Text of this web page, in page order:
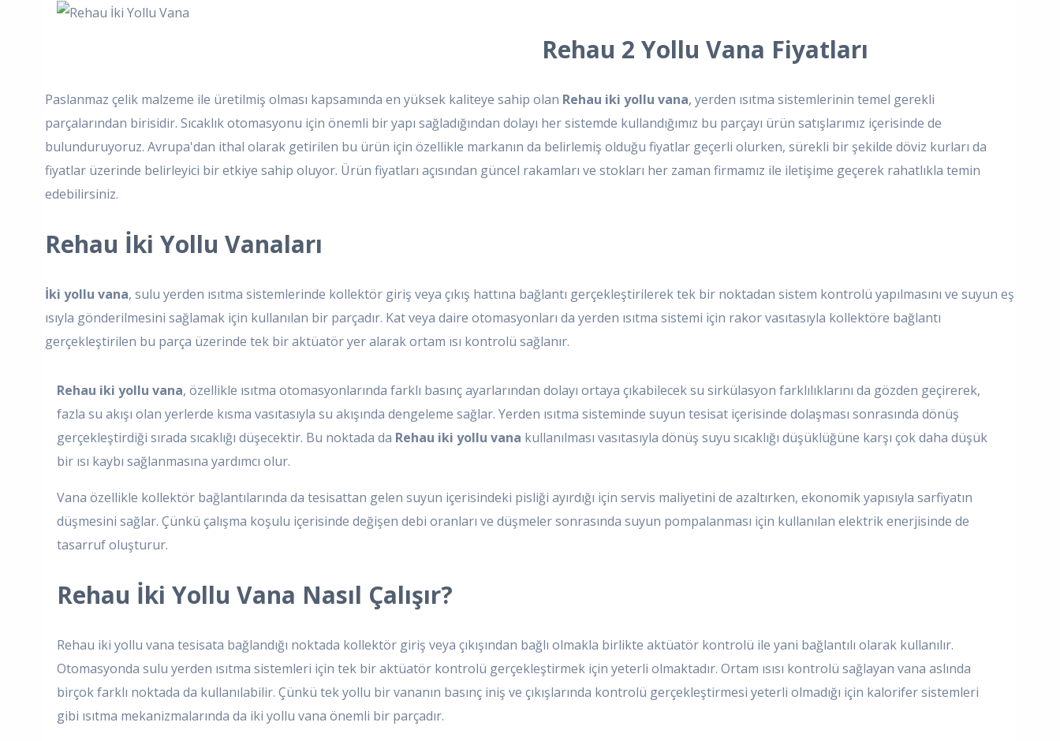
Rehau 2 Yollu Vana Fiyatları
Paslanmaz çelik malzeme ile üretilmiş olması kapsamında en yüksek kaliteye sahip olan Rehau iki yollu vana, yerden ısıtma sistemlerinin temel gerekli
parçalarından birisidir. Sıcaklık otomasyonu için önemli bir yapı sağladığından dolayı her sistemde kullandığımız bu parçayı ürün satışlarımız içerisinde de
bulunduruyoruz. Avrupa'dan ithal olarak getirilen bu ürün için özellikle markanın da belirlemiş olduğu fiyatlar geçerli olurken, sürekli bir şekilde döviz kurları da
fiyatlar üzerinde belirleyici bir etkiye sahip oluyor. Ürün fiyatları açısından güncel rakamları ve stokları her zaman firmamız ile iletişime geçerek rahatlıkla temin
edebilirsiniz.
Rehau İki Yollu Vanaları
İki yollu vana, sulu yerden ısıtma sistemlerinde kollektör giriş veya çıkış hattına bağlantı gerçekleştirilerek tek bir noktadan sistem kontrolü yapılmasını ve suyun eş
ısıyla gönderilmesini sağlamak için kullanılan bir parçadır. Kat veya daire otomasyonları da yerden ısıtma sistemi için rakor vasıtasıyla kollektöre bağlantı
gerçekleştirilen bu parça üzerinde tek bir aktüatör yer alarak ortam ısı kontrolü sağlanır.
Rehau iki yollu vana, özellikle ısıtma otomasyonlarında farklı basınç ayarlarından dolayı ortaya çıkabilecek su sirkülasyon farklılıklarını da gözden geçirerek,
fazla su akışı olan yerlerde kısma vasıtasıyla su akışında dengeleme sağlar. Yerden ısıtma sisteminde suyun tesisat içerisinde dolaşması sonrasında dönüş
gerçekleştirdiği sırada sıcaklığı düşecektir. Bu noktada da Rehau iki yollu vana kullanılması vasıtasıyla dönüş suyu sıcaklığı düşüklüğüne karşı çok daha düşük
bir ısı kaybı sağlanmasına yardımcı olur.
Vana özellikle kollektör bağlantılarında da tesisattan gelen suyun içerisindeki pisliği ayırdığı için servis maliyetini de azaltırken, ekonomik yapısıyla sarfiyatın
düşmesini sağlar. Çünkü çalışma koşulu içerisinde değişen debi oranları ve düşmeler sonrasında suyun pompalanması için kullanılan elektrik enerjisinde de
tasarruf oluşturur.
Rehau İki Yollu Vana Nasıl Çalışır?
Rehau iki yollu vana tesisata bağlandığı noktada kollektör giriş veya çıkışından bağlı olmakla birlikte aktüatör kontrolü ile yani bağlantılı olarak kullanılır.
Otomasyonda sulu yerden ısıtma sistemleri için tek bir aktüatör kontrolü gerçekleştirmek için yeterli olmaktadır. Ortam ısısı kontrolü sağlayan vana aslında
birçok farklı noktada da kullanılabilir. Çünkü tek yollu bir vananın basınç iniş ve çıkışlarında kontrolü gerçekleştirmesi yeterli olmadığı için kalorifer sistemleri
gibi ısıtma mekanizmalarında da iki yollu vana önemli bir parçadır.